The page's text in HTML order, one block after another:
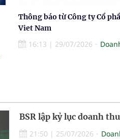
Thông báo từ Công ty Cổ
Viet Nam
16:13 | 29/07/2026
BSR lập kỷ lục doanh
21:50 | 25/07/2026